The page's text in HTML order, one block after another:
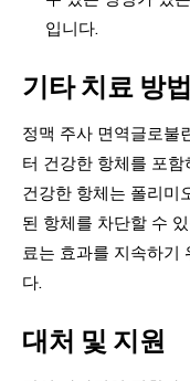
입니다.
기타 치료 방법
정맥 주사 면역글로불
터 건강한 항체를 포
건강한 항체는 폴리미
된 항체를 차단할 수
료는 효과를 지속하기
다.
대처 및 지원